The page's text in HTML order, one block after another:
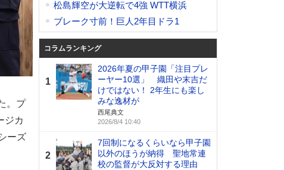
。プ
ジカ
ーズ
松島輝空が大逆転で4強 WTT横浜
ブレーク寸前！巨人2年目ドラ1
コラムランキング
1
2026年夏の甲子園「注目プレ
ーヤー10選」 織田や末吉だ
けではない！ 2年生にも楽し
みな逸材が
西尾典文
2026/8/4 10:40
2
7回制になるくらいなら甲子園
以外のほうが納得 聖地常連
校の監督が大反対する理由